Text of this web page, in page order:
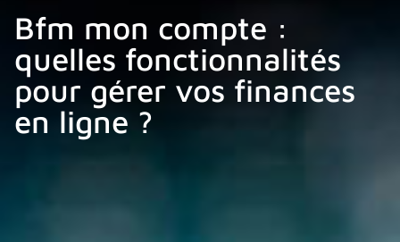
Bfm mon compte :
quelles fonctionnalités
pour gérer vos finances
en ligne ?